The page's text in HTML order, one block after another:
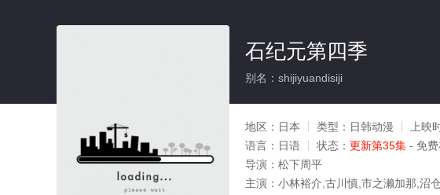
石纪元第四季
别名：shijiyuandisiji
地区： 日本 类型： 日韩动漫 上映
语言： 日语 状态： 更新第35集 - 免
导演： 松下周平
主演： 小林裕介,古川慎,市之濑加那,沼